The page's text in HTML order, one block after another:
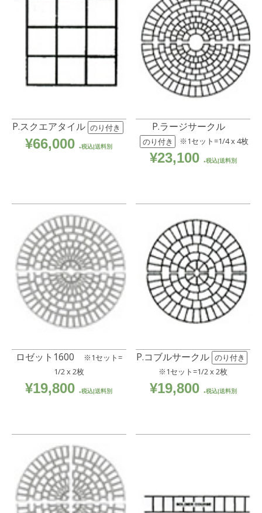
P.スクエアタイル のり付き
¥66,000 税込|送料別
P.ラージサークル
のり付き ※1セット=1/4 x 4枚
¥23,100 税込|送料別
ロゼット1600
※1セット=
1/2 x 2枚
¥19,800 税込|送料別
P.コブルサークル のり付き
※1セット=1/2 x 2枚
¥19,800 税込|送料別